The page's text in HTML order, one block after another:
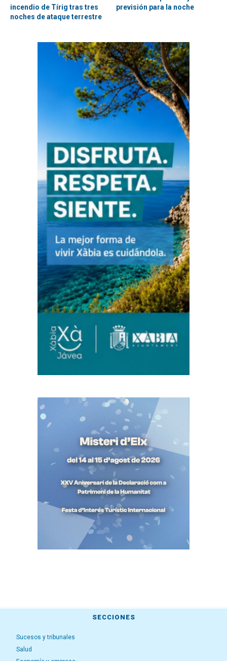
incendio de Tírig tras tres
noches de ataque terrestre
previsión para la noche
SECCIONES
Sucesos y tribunales
Salud